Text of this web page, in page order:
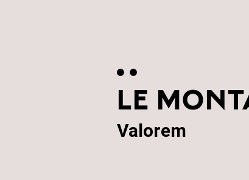
LE
Valorem